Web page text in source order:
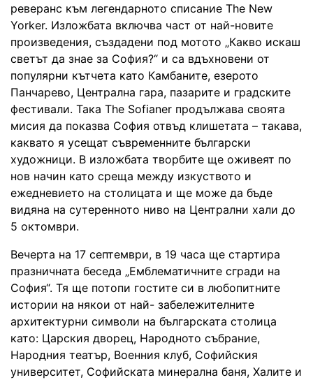
реверанс към легендарното списание Тhe New
Yorker. Изложбата включва част от най-новите
произведения, създадени под мотото „Какво искаш
светът да знае за София?“ и са вдъхновени от
популярни кътчета като Камбаните, езерото
Панчарево, Централна гара, пазарите и градските
фестивали. Така The Sofianer продължава своята
мисия да показва София отвъд клишетата – такава,
каквато я усещат съвременните български
художници. В изложбата творбите ще оживеят по
нов начин като среща между изкуството и
ежедневието на столицата и ще може да бъде
видяна на сутеренното ниво на Централни хали до
5 октомври.
Вечерта на 17 септември, в 19 часа ще стартира
празничната беседа „Емблематичните сгради на
София“. Тя ще потопи гостите си в любопитните
истории на някои от най- забележителните
архитектурни символи на българската столица
като: Царския дворец, Народното събрание,
Народния театър, Военния клуб, Софийския
университет, Софийската минерална баня, Халите и